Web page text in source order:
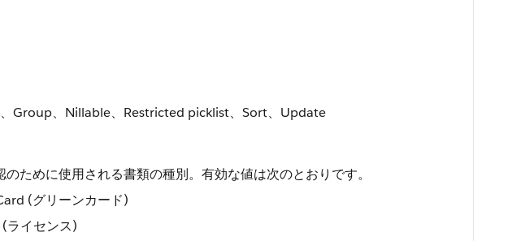
Group、Nillable、Restricted picklist、Sort、Update
ために使用される書類の種別。有効な値は次のとおりです。
(グリーンカード)
ライセンス)